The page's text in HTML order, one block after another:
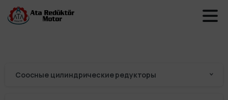
Соосные цилиндрические редукторы